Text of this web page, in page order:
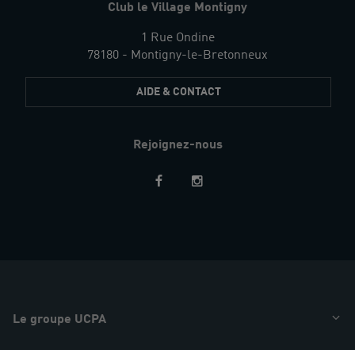
Club le Village Montigny
1 Rue Ondine
78180 - Montigny-le-Bretonneux
AIDE & CONTACT
Rejoignez-nous
Le groupe UCPA